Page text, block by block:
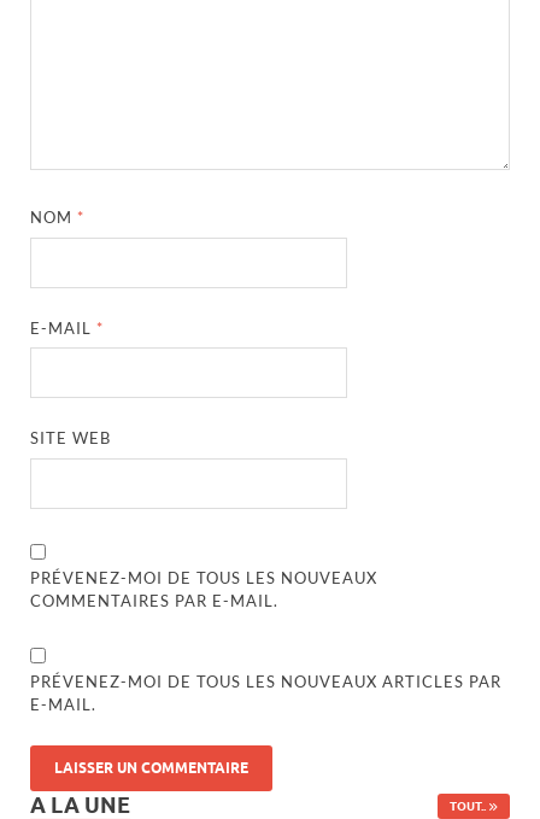
NOM *
E-MAIL *
SITE WEB
PRÉVENEZ-MOI DE TOUS LES NOUVEAUX
COMMENTAIRES PAR E-MAIL.
PRÉVENEZ-MOI DE TOUS LES NOUVEAUX ARTICLES PAR
E-MAIL.
A LA UNE TOUT..